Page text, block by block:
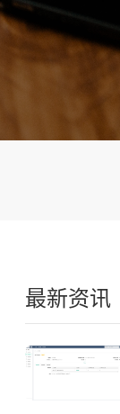
最新资讯